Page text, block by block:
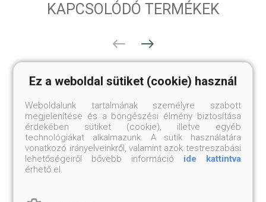
KAPCSOLÓDÓ TERMÉKEK
Ez a weboldal sütiket (cookie) használ
Weboldalunk tartalmának személyre szabott
megjelenítése és a böngészési élmény biztosítása
érdekében sütiket (cookie), illetve egyéb
technológiákat alkalmazunk. A sütik használatára
vonatkozó irányelveinkről, valamint azok testreszabási
lehetőségeiről bővebb információ ide kattintva
érhető el.